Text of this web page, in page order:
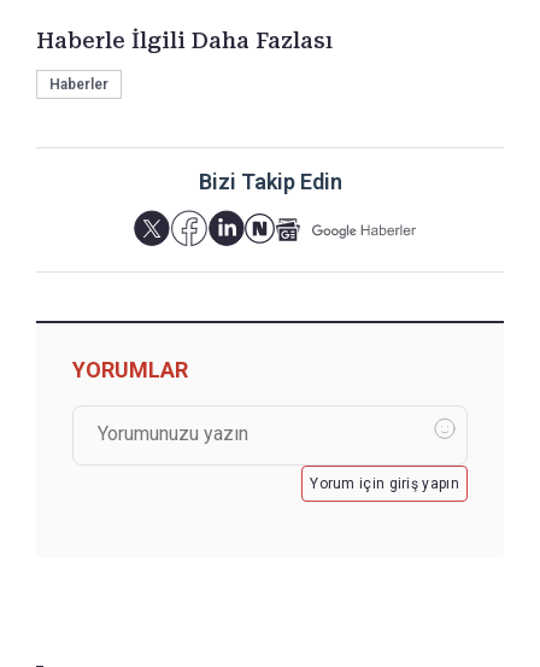
Haberle İlgili Daha Fazlası
Haberler
Bizi Takip Edin
YORUMLAR
Yorum için giriş yapın